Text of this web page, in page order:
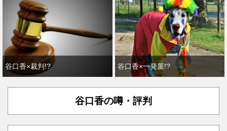
谷口香×裁判!? 谷口香×一発屋!?
谷口香の噂・評判